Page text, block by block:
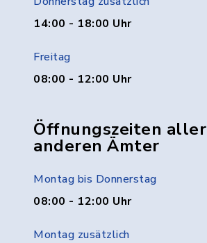
14:00 - 18:00 Uhr
Freitag
08:00 - 12:00 Uhr
Öffnungszeiten aller
anderen Ämter
Montag bis Donnerstag
08:00 - 12:00 Uhr
Montag zusätzlich